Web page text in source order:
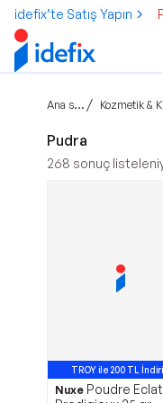
idefix’te Satış Yapın
Ana sayfa / Kozmetik &
Pudra
268 sonuç
TROY ile 200 TL
Nuxe Poudre Eclat